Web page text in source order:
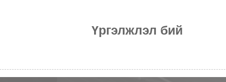
Үргэлжлэл бий